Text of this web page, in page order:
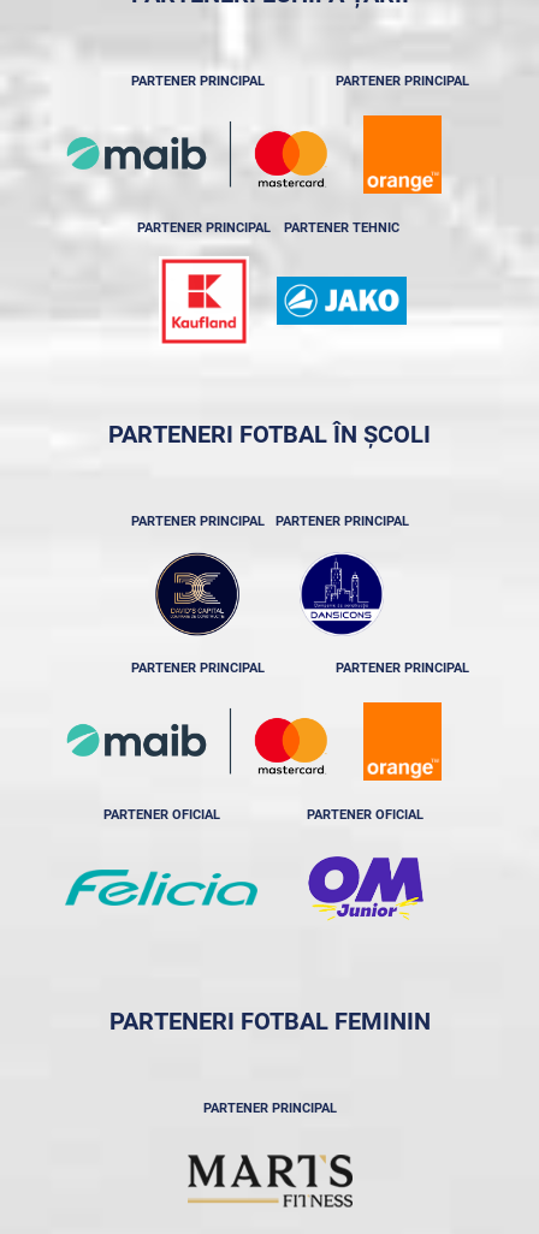
PARTENER PRINCIPAL PARTENER PRINCIPAL
PARTENER PRINCIPAL PARTENER TEHNIC
PARTENERI FOTBAL ÎN ȘCOLI
PARTENER PRINCIPAL PARTENER PRINCIPAL
PARTENER PRINCIPAL PARTENER PRINCIPAL
PARTENER OFICIAL PARTENER OFICIAL
PARTENERI FOTBAL FEMININ
PARTENER PRINCIPAL